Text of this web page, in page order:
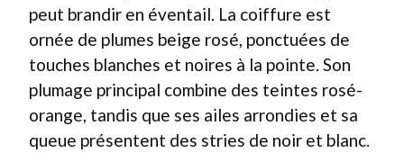
peut brandir en éventail. La coiffure est
ornée de plumes beige rosé, ponctuées de
touches blanches et noires à la pointe. Son
plumage principal combine des teintes rosé-
orange, tandis que ses ailes arrondies et sa
queue présentent des stries de noir et blanc.